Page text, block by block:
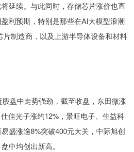
延续。与此同时，存储芯片涨价也直
利预期，特别是那些在AI大模型浪潮
制造商，以及上游半导体设备和材料
盘中走势强劲，截至收盘，东田微涨
佳光子涨约12%，景旺电子、生益科
盛涨逾8%突破400元大关，中际旭创
中均创出新高。